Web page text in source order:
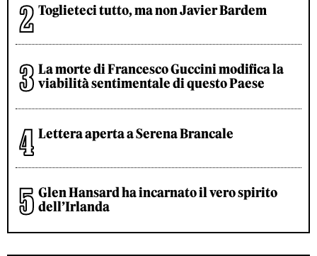
Toglieteci tutto, ma non Javier Bardem
La morte di Francesco Guccini modifica la
viabilità sentimentale di questo Paese
Lettera aperta a Serena Brancale
Glen Hansard ha incarnato il vero spirito
dell’Irlanda